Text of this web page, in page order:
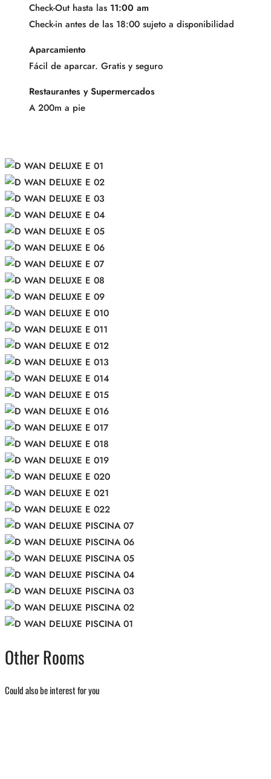
Check-Out hasta las 11:00 am
Check-in antes de las 18:00 sujeto a disponibilidad
Aparcamiento
Fácil de aparcar. Gratis y seguro
Restaurantes y Supermercados
A 200m a pie
Other Rooms
Could also be interest for you